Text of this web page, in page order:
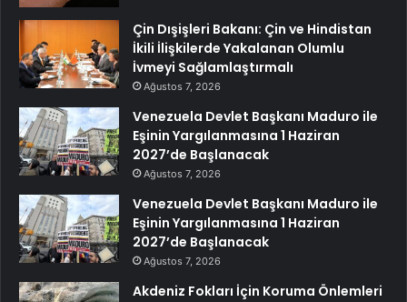
Çin Dışişleri Bakanı: Çin ve Hindistan
İkili İlişkilerde Yakalanan Olumlu
İvmeyi Sağlamlaştırmalı
Ağustos 7, 2026
Venezuela Devlet Başkanı Maduro ile
Eşinin Yargılanmasına 1 Haziran
2027’de Başlanacak
Ağustos 7, 2026
Venezuela Devlet Başkanı Maduro ile
Eşinin Yargılanmasına 1 Haziran
2027’de Başlanacak
Ağustos 7, 2026
Akdeniz Fokları İçin Koruma Önlemleri